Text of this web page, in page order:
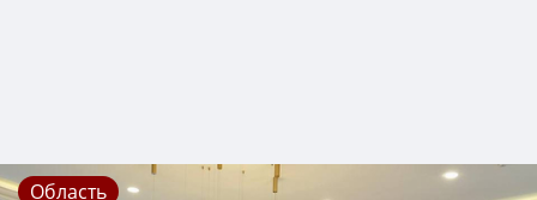
Область